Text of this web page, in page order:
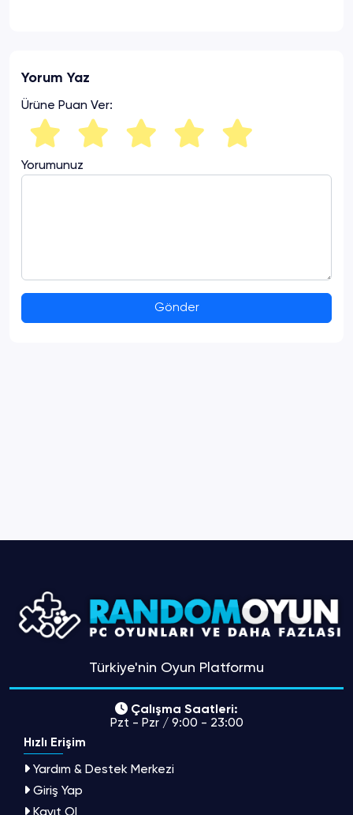
Yorum Yaz
Ürüne Puan Ver:
Yorumunuz
Gönder
Türkiye'nin Oyun Platformu
Çalışma Saatleri:
Pzt - Pzr / 9:00 - 23:00
Hızlı Erişim
Yardım & Destek Merkezi
Giriş Yap
Kayıt Ol